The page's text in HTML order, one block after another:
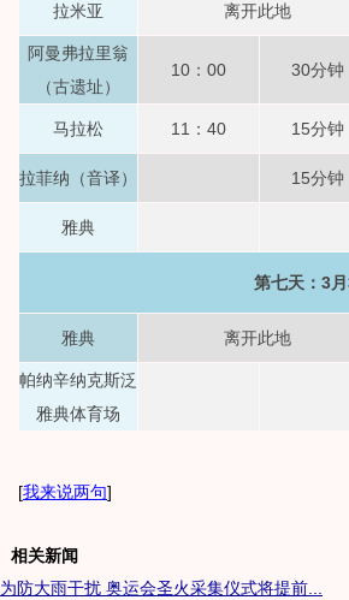
拉米亚 离开此地
阿曼弗拉里翁
（古遗址）
10：00 30分钟
马拉松 11：40 15分钟
拉菲纳（音译） 15分钟
雅典
第七天：3
雅典 离开此地
帕纳辛纳克斯泛
雅典体育场
[我来说两句]
相关新闻
为防大雨干扰 奥运会圣火采集仪式将提前...